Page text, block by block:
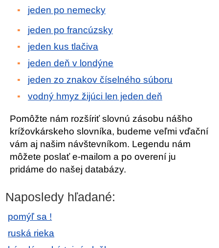
jeden po nemecky
jeden po francúzsky
jeden kus tlačiva
jeden deň v londýne
jeden zo znakov číselného súboru
vodný hmyz žijúci len jeden deň
Pomôžte nám rozšíriť slovnú zásobu nášho
krížovkárskeho slovníka, budeme veľmi vďační
vám aj našim návštevníkom. Legendu nám
môžete poslať e-mailom a po overení ju
pridáme do našej databázy.
Naposledy hľadané:
pomýľ sa !
ruská rieka